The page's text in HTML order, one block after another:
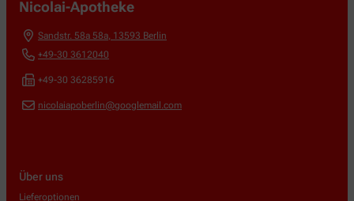
Nicolai-Apotheke
Sandstr. 58a 58a, 13593 Berlin
+49-30 3612040
+49-30 36285916
nicolaiapoberlin@googlemail.com
Über uns
Lieferoptionen